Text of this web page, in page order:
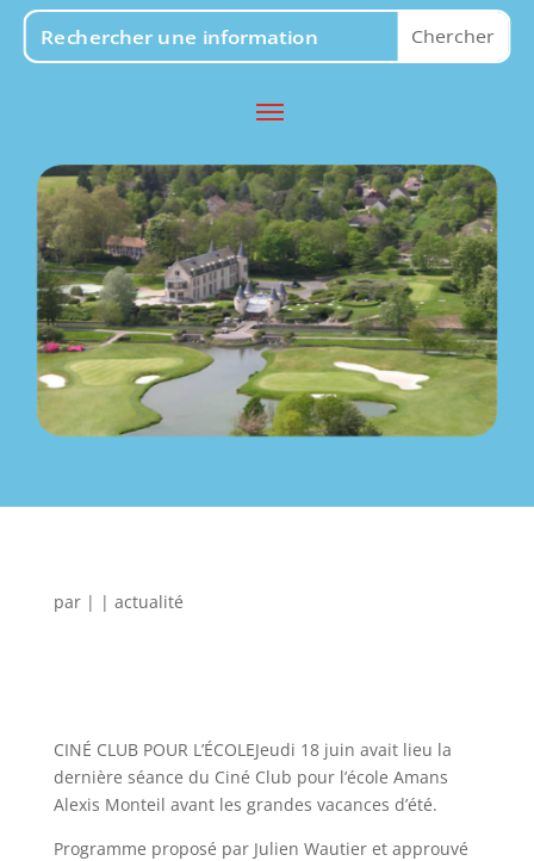
par | | actualité
CINÉ CLUB POUR L’ÉCOLEJeudi 18 juin avait lieu la
dernière séance du Ciné Club pour l’école Amans
Alexis Monteil avant les grandes vacances d’été.
Programme proposé par Julien Wautier et approuvé